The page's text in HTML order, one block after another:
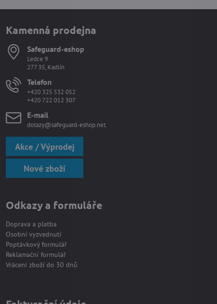
Kamenná prodejna
Safeguard-eshop
Ledce 9
277 35, Kadlín
Telefon
+420 325 532 052
+420 722 012 307
E-mail
dotazy@safeguard-eshop.net
Akce / Výprodej
Nové zboží
Odkazy a formuláře
Doprava a platba
Osobní vyzvednutí
Poptávkový formulář
Reklamační formulář
Vrácení zboží do 30 dnů